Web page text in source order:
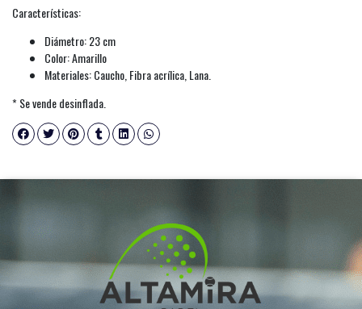
Características:
Diámetro: 23 cm
Color: Amarillo
Materiales: Caucho, Fibra acrílica, Lana.
* Se vende desinflada.